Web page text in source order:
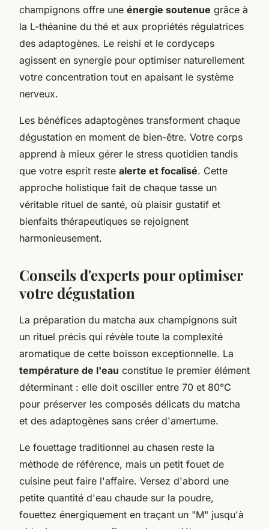
champignons offre une énergie soutenue grâce à
la L-théanine du thé et aux propriétés régulatrices
des adaptogènes. Le reishi et le cordyceps
agissent en synergie pour optimiser naturellement
votre concentration tout en apaisant le système
nerveux.
Les bénéfices adaptogènes transforment chaque
dégustation en moment de bien-être. Votre corps
apprend à mieux gérer le stress quotidien tandis
que votre esprit reste alerte et focalisé. Cette
approche holistique fait de chaque tasse un
véritable rituel de santé, où plaisir gustatif et
bienfaits thérapeutiques se rejoignent
harmonieusement.
Conseils d'experts pour optimiser
votre dégustation
La préparation du matcha aux champignons suit
un rituel précis qui révèle toute la complexité
aromatique de cette boisson exceptionnelle. La
température de l'eau constitue le premier élément
déterminant : elle doit osciller entre 70 et 80°C
pour préserver les composés délicats du matcha
et des adaptogènes sans créer d'amertume.
Le fouettage traditionnel au chasen reste la
méthode de référence, mais un petit fouet de
cuisine peut faire l'affaire. Versez d'abord une
petite quantité d'eau chaude sur la poudre,
fouettez énergiquement en traçant un "M" jusqu'à